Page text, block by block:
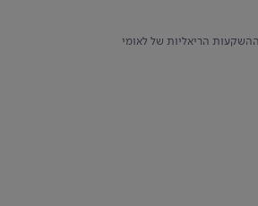
יתרת ההשקעות הריאליות של לאומי